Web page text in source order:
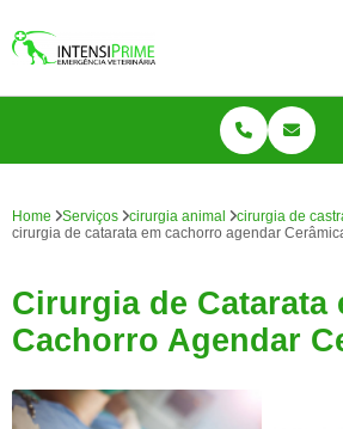
Home Serviços cirurgia animal
cirurgia de
cirurgia de catarata em cachorro agendar
Cirurgia de Catarata
Cachorro Agendar